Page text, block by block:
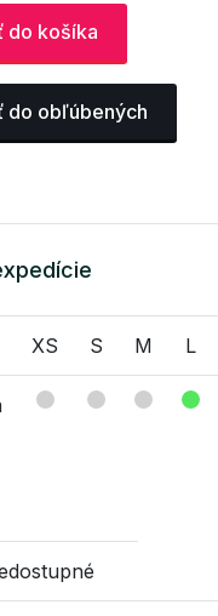
do košíka
do obľúbených
XS S M L